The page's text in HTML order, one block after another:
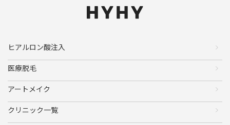
ヒアルロン酸注入
医療脱毛
アートメイク
クリニック一覧